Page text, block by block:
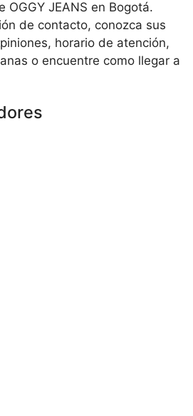
OGGY JEANS en Bogotá.
de contacto, conozca sus
horario de atención,
o encuentre como llegar a